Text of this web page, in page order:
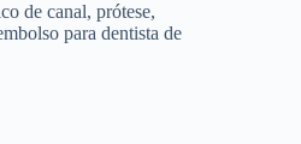
de canal, prótese,
para dentista de